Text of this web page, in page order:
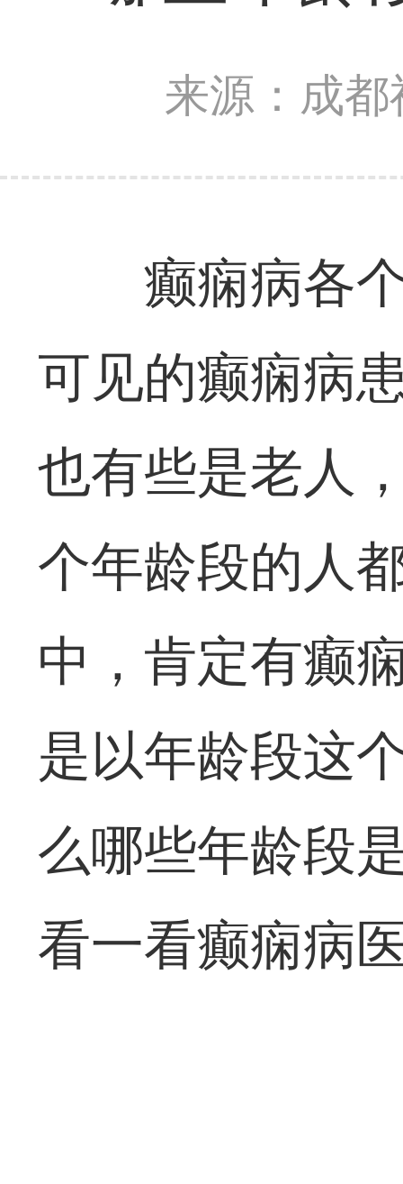
来源：成
癫痫病各
可见的癫痫病
也有些是老人
个年龄段的人
中，肯定有癫
是以年龄段这
么哪些年龄段
看一看癫痫病